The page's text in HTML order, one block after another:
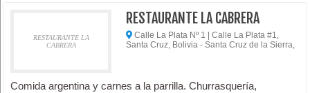
RESTAURANTE LA
CABRERA
RESTAURANTE LA CABRERA
Calle La Plata Nº 1 | Calle La Plata #1,
Santa Cruz, Bolivia - Santa Cruz de la Sierra,
Comida argentina y carnes a la parrilla. Churrasquería,